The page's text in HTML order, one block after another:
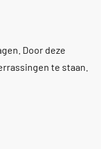
Door deze
te staan.